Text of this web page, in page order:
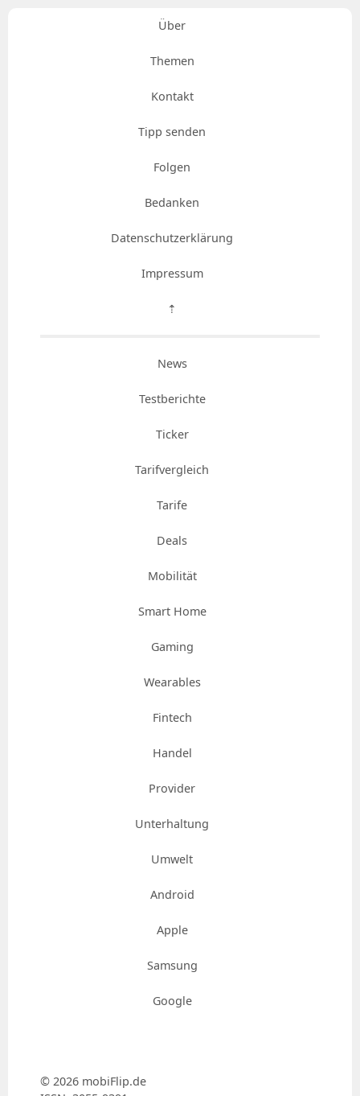
Über
Themen
Kontakt
Tipp senden
Folgen
Bedanken
Datenschutzerklärung
Impressum
⇡
News
Testberichte
Ticker
Tarifvergleich
Tarife
Deals
Mobilität
Smart Home
Gaming
Wearables
Fintech
Handel
Provider
Unterhaltung
Umwelt
Android
Apple
Samsung
Google
© 2026 mobiFlip.de